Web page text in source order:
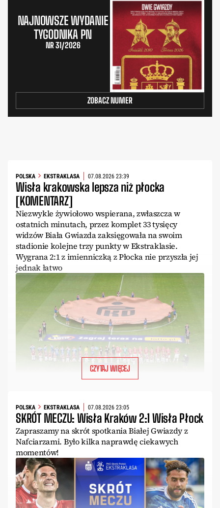
NAJNOWSZE WYDANIE
TYGODNIKA PN
NR 31/2026
ZOBACZ NUMER
POLSKA EKSTRAKLASA 07.08.2026 23:39
Wisła krakowska lepsza niż płocka
[KOMENTARZ]
Niezwykle żywiołowo wspierana, zwłaszcza w
ostatnich minutach, przez komplet 33 tysięcy
widzów Biała Gwiazda zaksięgowała na swoim
stadionie kolejne trzy punkty w Ekstraklasie.
Wygrana 2:1 z imienniczką z Płocka nie przyszła jej
jednak łatwo
CZYTAJ WIĘCEJ
POLSKA EKSTRAKLASA 07.08.2026 23:05
SKRÓT MECZU: Wisła Kraków 2:1 Wisła Płock
Zapraszamy na skrót spotkania Białej Gwiazdy z
Nafciarzami. Było kilka naprawdę ciekawych
momentów!